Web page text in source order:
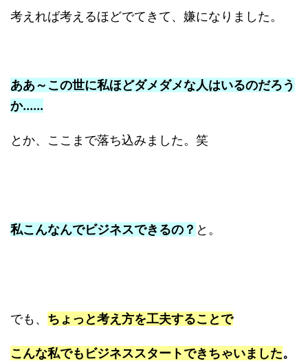
考えれば考えるほどでてきて、嫌になりました。
ああ～この世に私ほどダメダメな人はいるのだろう
か......
とか、ここまで落ち込みました。笑
私こんなんでビジネスできるの？ と。
でも、 ちょっと考え方を工夫することで
こんな私でもビジネススタートできちゃいました。